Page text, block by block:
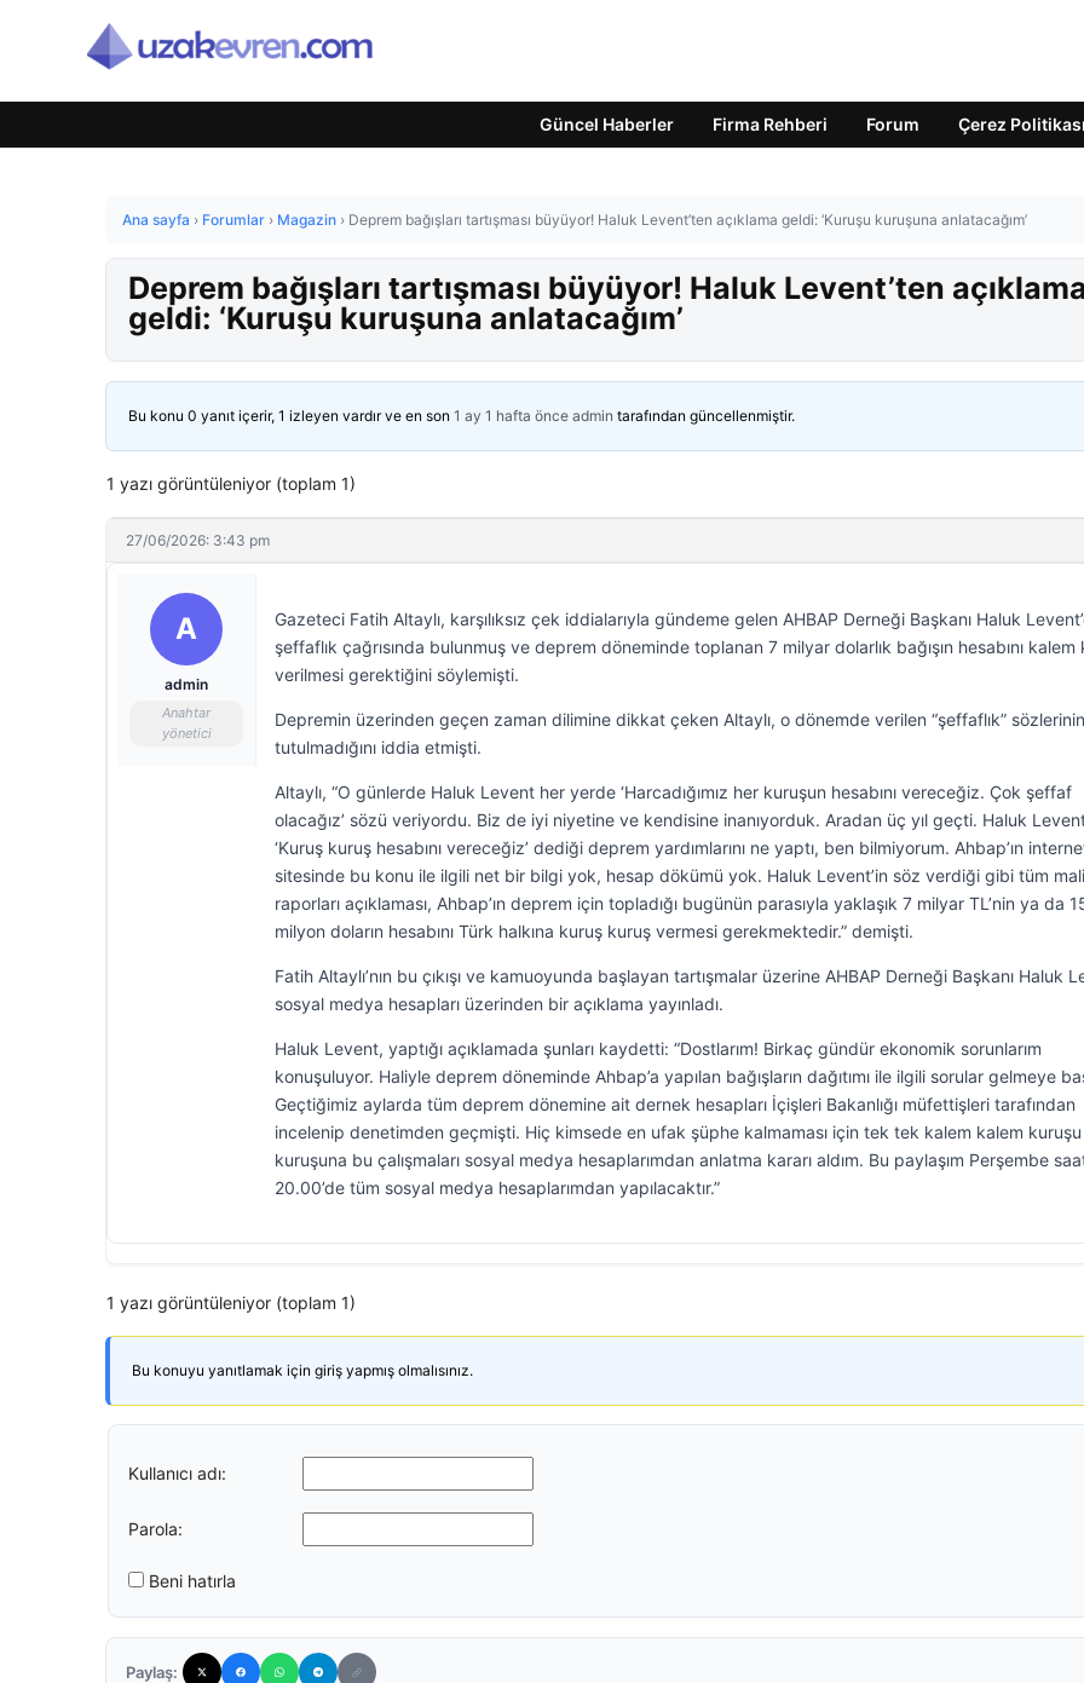
Güncel Haberler Firma Rehberi Forum Çerez Politikası
Ana sayfa › Forumlar › Magazin › Deprem bağışları tartışması büyüyor! Haluk Levent’ten açıklama geldi: ‘Kuruşu kuruşuna anlatacağım’
Deprem bağışları tartışması büyüyor! Haluk Levent’ten
geldi: ‘Kuruşu kuruşuna anlatacağım’
Bu konu 0 yanıt içerir, 1 izleyen vardır ve en son 1 ay 1 hafta önce admin tarafından güncellenmiştir.
1 yazı görüntüleniyor (toplam 1)
27/06/2026: 3:43 pm
A
admin
Anahtar
yönetici
Gazeteci Fatih Altaylı, karşılıksız çek iddialarıyla gündeme gelen AHBAP Derneği Başkanı Haluk
şeffaflık çağrısında bulunmuş ve deprem döneminde toplanan 7 milyar dolarlık bağışın hesabını kalem
verilmesi gerektiğini söylemişti.
Depremin üzerinden geçen zaman dilimine dikkat çeken Altaylı, o dönemde verilen “şeffaflık” sözlerinin
tutulmadığını iddia etmişti.
Altaylı, “O günlerde Haluk Levent her yerde ‘Harcadığımız her kuruşun hesabını vereceğiz. Çok şeffaf
olacağız’ sözü veriyordu. Biz de iyi niyetine ve kendisine inanıyorduk. Aradan üç yıl geçti. Haluk
‘Kuruş kuruş hesabını vereceğiz’ dediği deprem yardımlarını ne yaptı, ben bilmiyorum. Ahbap’ın
sitesinde bu konu ile ilgili net bir bilgi yok, hesap dökümü yok. Haluk Levent’in söz verdiği gibi tüm mali
raporları açıklaması, Ahbap’ın deprem için topladığı bugünün parasıyla yaklaşık 7 milyar TL’nin ya da
milyon doların hesabını Türk halkına kuruş kuruş vermesi gerekmektedir.” demişti.
Fatih Altaylı’nın bu çıkışı ve kamuoyunda başlayan tartışmalar üzerine AHBAP Derneği Başkanı Haluk
sosyal medya hesapları üzerinden bir açıklama yayınladı.
Haluk Levent, yaptığı açıklamada şunları kaydetti: “Dostlarım! Birkaç gündür ekonomik sorunlarım
konuşuluyor. Haliyle deprem döneminde Ahbap’a yapılan bağışların dağıtımı ile ilgili sorular gelmeye
Geçtiğimiz aylarda tüm deprem dönemine ait dernek hesapları İçişleri Bakanlığı müfettişleri tarafından
incelenip denetimden geçmişti. Hiç kimsede en ufak şüphe kalmaması için tek tek kalem kalem kuruşu
kuruşuna bu çalışmaları sosyal medya hesaplarımdan anlatma kararı aldım. Bu paylaşım Perşembe
20.00’de tüm sosyal medya hesaplarımdan yapılacaktır.”
1 yazı görüntüleniyor (toplam 1)
Bu konuyu yanıtlamak için giriş yapmış olmalısınız.
Kullanıcı adı:
Parola:
Beni hatırla
Paylaş: